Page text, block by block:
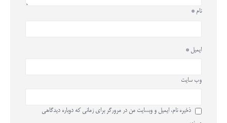
نام *
ایمیل *
وب‌ سایت
ذخیره نام، ایمیل و وبسایت من در مرورگر برای زمانی که دوباره دیدگاهی